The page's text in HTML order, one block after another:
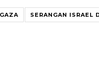
SERANGAN ISRAEL
23 Februari